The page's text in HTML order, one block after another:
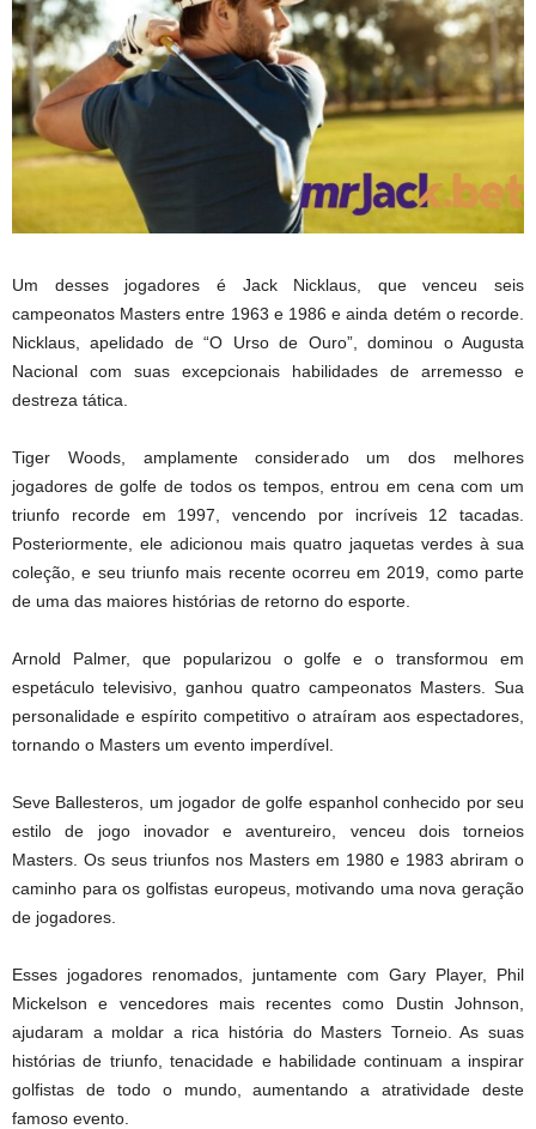
Um desses jogadores é Jack Nicklaus, que venceu seis
campeonatos Masters entre 1963 e 1986 e ainda detém o recorde.
Nicklaus, apelidado de “O Urso de Ouro”, dominou o Augusta
Nacional com suas excepcionais habilidades de arremesso e
destreza tática.
Tiger Woods, amplamente considerado um dos melhores
jogadores de golfe de todos os tempos, entrou em cena com um
triunfo recorde em 1997, vencendo por incríveis 12 tacadas.
Posteriormente, ele adicionou mais quatro jaquetas verdes à sua
coleção, e seu triunfo mais recente ocorreu em 2019, como parte
de uma das maiores histórias de retorno do esporte.
Arnold Palmer, que popularizou o golfe e o transformou em
espetáculo televisivo, ganhou quatro campeonatos Masters. Sua
personalidade e espírito competitivo o atraíram aos espectadores,
tornando o Masters um evento imperdível.
Seve Ballesteros, um jogador de golfe espanhol conhecido por seu
estilo de jogo inovador e aventureiro, venceu dois torneios
Masters. Os seus triunfos nos Masters em 1980 e 1983 abriram o
caminho para os golfistas europeus, motivando uma nova geração
de jogadores.
Esses jogadores renomados, juntamente com Gary Player, Phil
Mickelson e vencedores mais recentes como Dustin Johnson,
ajudaram a moldar a rica história do Masters Torneio. As suas
histórias de triunfo, tenacidade e habilidade continuam a inspirar
golfistas de todo o mundo, aumentando a atratividade deste
famoso evento.